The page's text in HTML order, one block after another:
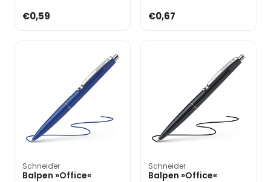
€0,59 €0,67
Schneider
Balpen »Office«
Schneider
Balpen »Office«